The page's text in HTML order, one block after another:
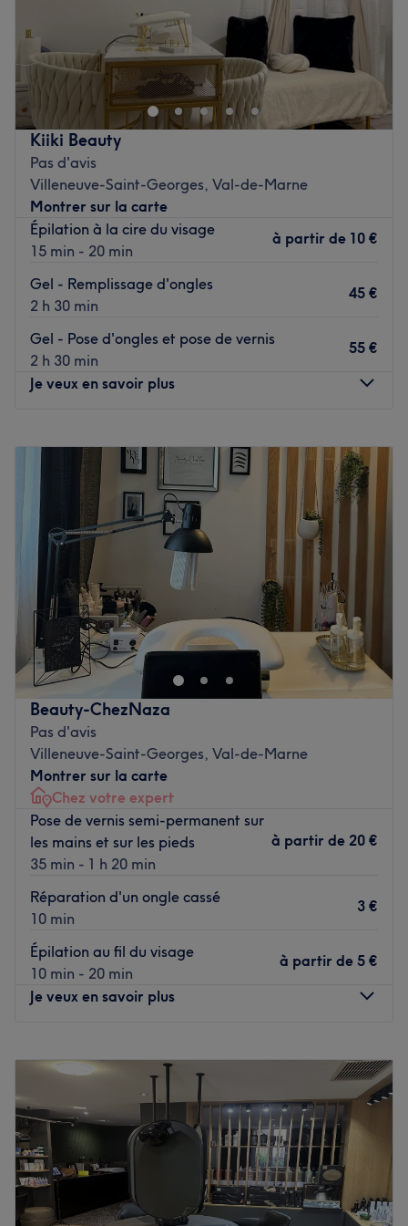
Mina Beauty est un institut de beauté situé dans la ville
de Villeneuve-Saint-Georges. On profite d’un moment
rien qu’à soi grâce à des soins sur mesure effectués avec
professionnalisme. Chez Mina Beauty, la beauté n'attend
pas !
L'équipe :
Simina, est dévouée à la satisfaction de ses clients. Elle
prend soin des clients avec attention et
professionnalisme, garantissant ainsi une expérience de
beauté de haute qualité.
Nos coups de cœur :
L'atmosphère : Simina vous accueillera à son domicile,
chaleureuse, dans les tons gris, rose et terracotta.
Les spécialités de l'établissement : les soins du visage et
du corps.
Kiiki Beauty
Pas d'avis
Villeneuve-Saint-Georges, Val-de-Marne
Montrer sur la carte
Épilation à la cire du visage
15 min - 20 min
à partir de 10 €
Gel - Remplissage d'ongles
2 h 30 min
45 €
Gel - Pose d'ongles et pose de vernis
2 h 30 min
55 €
Je veux en savoir plus
Mardi
09:00 –
17:00
Mercredi
09:00
20:00
09:00 – 20:00
Vendredi
09:00–20:00
Samedi
09:00–20:00
Dimanche
Installé à Villeneuve-Saint-Georges, venez découvrir le
salon de coiffure Kiiki Beauty ! Vous profiterez d'un
agréable moment dans un lieu joliment décoré où vous
vous sentirez bien. Mileidy vous reçoit avec le sourire pour
vous proposer des prestations personnalisées tout en
répondant à vos besoins, afin de sublimer et mettre en
valeur votre chevelure.
Transport public le plus proche
Le salon est situé à quatre minutes à pied de la station
de RER Villeneuve-Saint-Georges.
L’équipe
C'est Mileidy qui vous accueille chaleureusement dans ce
salon.
Nos coups de cœur :
L’atmosphère : le salon offre une ambiance conviviale et
cocooning.
Voir le salon
Beauty-ChezNaza
Pas d'avis
Villeneuve-Saint-Georges, Val-de-Marne
Montrer sur la carte
Chez votre expert
Pose de vernis semi-permanent sur
les mains et sur les pieds
35 min - 1 h 20 min
à partir de 20 €
Réparation d'un ongle cassé
10 min
3 €
Épilation au fil du visage
10 min - 20 min
à partir de 5 €
Je veux en savoir plus
Mardi
20:00
Jeudi
14:30–
20:00
Vendredi
14:30– 20:00
Samedi
10:00– 19:00
Dimanche
Fermé
.Installé à Villeneuve-Saint-Georges, venez découvrir